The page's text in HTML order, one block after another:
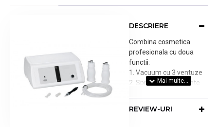
DESCRIERE
Combina cosmetica
profesionala cu doua
functii:
1. Vacuum cu 3 ventuze
2. Spray cu 2 recipiente
REVIEW-URI